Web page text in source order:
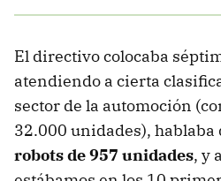
El directivo colocaba
atendiendo a cierta
sector de la automoción
32.000 unidades), hablaba
robots de 957 unidades, y